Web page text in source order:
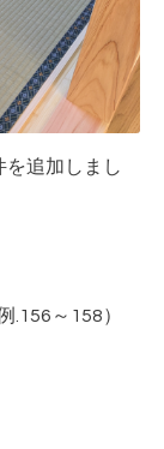
を追加しまし
.156～158）